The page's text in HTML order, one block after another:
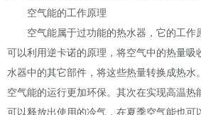
空气能的工作原理
空气能属于过功能的热水器，它的工作
可以利用逆卡诺的原理，将空气中的热量吸
水器中的其它部件，将这些热量转换成热水
空气能的运行更加环保。其次在实现高温热
可以释放出使用的冷气，在夏季空气能也可